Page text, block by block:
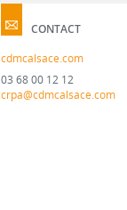
CONTACT
cdmcalsace.com
03 68 00 12 12
crpa@cdmcalsace.com